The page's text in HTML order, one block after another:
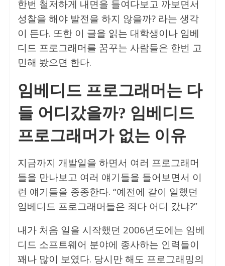
한번 철저하게 내면을 들여다보고 까보면서
성찰을 해야 발전을 하지 않을까? 라는 생각
이 든다. 또한 이 글을 읽는 대학생이나 임베
디드 프로그래머를 꿈꾸는 사람들은 한번 고
민해 봤으면 한다.
임베디드 프로그래머는 다
들 어디갔을까? 임베디드
프로그래머가 없는 이유
지금까지 개발일을 하면서 여러 프로그래머
들을 만나보고 여러 얘기들을 들어보면서 이
런 얘기들을 종종한다. “예전에 같이 일했던
임베디드 프로그래머들은 죄다 어디 갔냐?”
내가 처음 일을 시작했던 2006년도에는 임베
디드 소프트웨어 분야에 종사하는 인력들이
꽤나 많이 보였다. 당시만 해도 프로그래밍의